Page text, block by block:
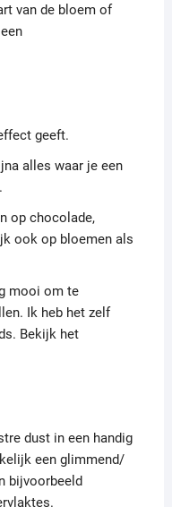
van de bloem of
geeft.
alles waar je een
op chocolade,
ook op bloemen als
mooi om te
Ik heb het zelf
Bekijk het
dust in een handig
een glimmend/
bijvoorbeeld